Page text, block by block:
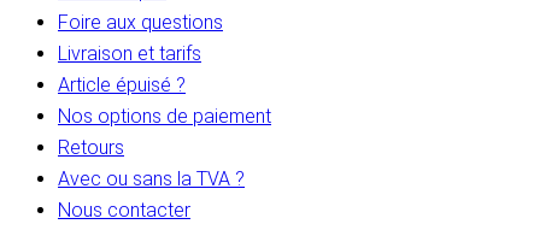
Foire aux questions
Livraison et tarifs
Article épuisé ?
Nos options de paiement
Retours
Avec ou sans la TVA ?
Nous contacter